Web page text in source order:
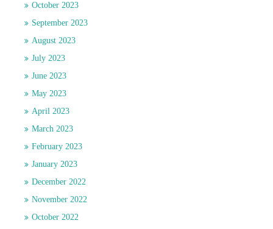
October 2023
September 2023
August 2023
July 2023
June 2023
May 2023
April 2023
March 2023
February 2023
January 2023
December 2022
November 2022
October 2022